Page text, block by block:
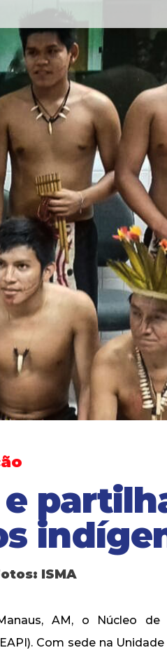
ISMA
AM, o Núcleo de
Com sede na